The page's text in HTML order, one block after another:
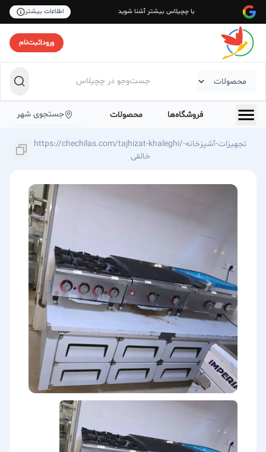
با چچیلاس بیشتر آشنا شوید اطلاعات بیشتر
ورود|ثبت‌نام
فروشگاه‌ها محصولات جستجوی شهر
https://chechilas.com/tajhizat-khaleghi/تجهیزات-آشپزخانه-
خالقی